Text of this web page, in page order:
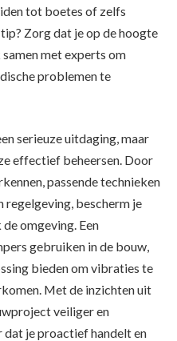
tot boetes of zelfs
Zorg dat je op de hoogte
met experts om
problemen te
serieuze uitdaging, maar
effectief beheersen. Door
passende technieken
regelgeving, bescherm je
omgeving. Een
gebruiken in de bouw,
bieden om vibraties te
Met de inzichten uit
veiliger en
je proactief handelt en